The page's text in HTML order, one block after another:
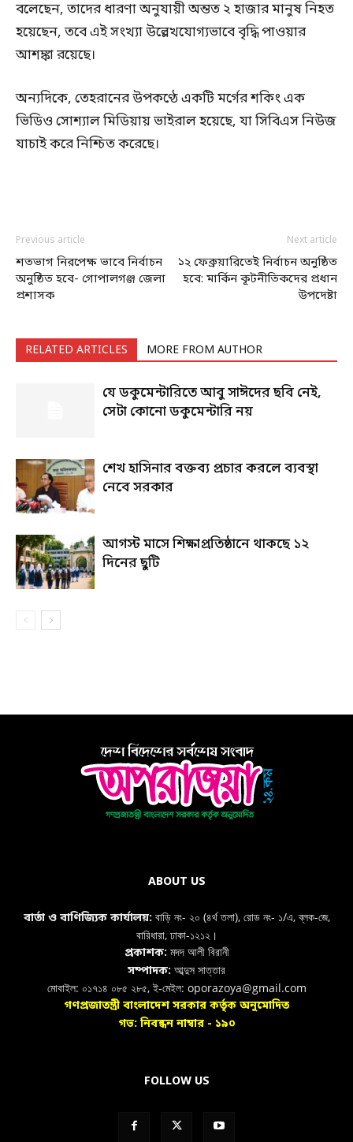
বলেছেন, তাদের ধারণা অনুযায়ী অন্তত ২ হাজার মানুষ নিহত
হয়েছেন, তবে এই সংখ্যা উল্লেখযোগ্যভাবে বৃদ্ধি পাওয়ার
আশঙ্কা রয়েছে।
অন্যদিকে, তেহরানের উপকণ্ঠে একটি মর্গের শকিং এক
ভিডিও সোশ্যাল মিডিয়ায় ভাইরাল হয়েছে, যা সিবিএস নিউজ
যাচাই করে নিশ্চিত করেছে।
Previous article
শতভাগ নিরপেক্ষ ভাবে নির্বাচন
অনুষ্ঠিত হবে- গোপালগঞ্জ জেলা
প্রশাসক
Next article
১২ ফেব্রুয়ারিতেই নির্বাচন অনুষ্ঠিত
হবে: মার্কিন কূটনীতিকদের প্রধান
উপদেষ্টা
RELATED ARTICLES MORE FROM AUTHOR
যে ডকুমেন্টারিতে আবু সাঈদের ছবি নেই,
সেটা কোনো ডকুমেন্টারি নয়
শেখ হাসিনার বক্তব্য প্রচার করলে ব্যবস্থা
নেবে সরকার
আগস্ট মাসে শিক্ষাপ্রতিষ্ঠানে থাকছে ১২
দিনের ছুটি
ABOUT US
বার্তা ও বাণিজ্যিক কার্যালয়: বাড়ি নং- ২০ (৪র্থ তলা), রোড নং- ১/এ, ব্লক-জে,
বারিধারা, ঢাকা-১২১২।
প্রকাশক:মদদ আলী বিরানী
সম্পাদক: আব্দুস সাত্তার
মোবাইল: ০১৭১৪ ০৮৫ ২৮৫, ই-মেইল: oporazoya@gmail.com
গণপ্রজাতন্ত্রী বাংলাদেশ সরকার কর্তৃক অনুমোদিত
গভ: নিবন্ধন নাম্বার - ১৯০
FOLLOW US